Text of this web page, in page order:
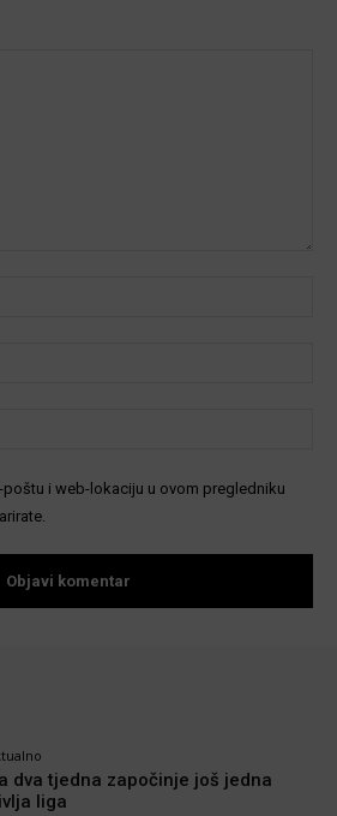
poštu i web-lokaciju u ovom pregledniku
dva tjedna započinje još jedna
liga